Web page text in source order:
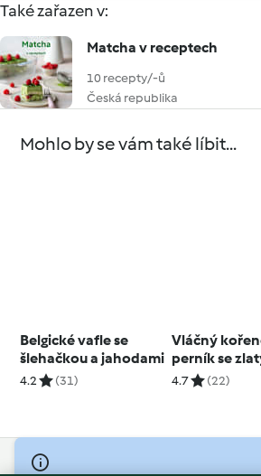
Také zařazen v:
Matcha v receptech
10 recepty/-ů
Česká republika
Mohlo by se vám také líbit...
Belgické vafle se
šlehačkou a jahodami
4.2 (31)
Vláčný
perník se
sirupem
4.7 (22)
© Copyright 2026